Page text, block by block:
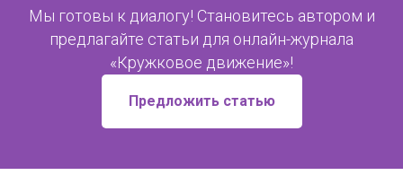
Мы готовы к диалогу! Становитесь автором и
предлагайте статьи для онлайн-журнала
«Кружковое движение»!
Предложить статью